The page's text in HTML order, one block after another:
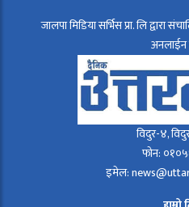
जालपा मिडिया सर्भिस प्रा. लि द्वारा
अनलाईन
विदुर-४,
फोन:
इमेल: